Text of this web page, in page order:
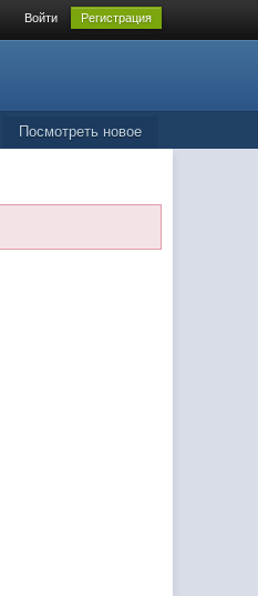
Войти Регистрация
Посмотреть новое